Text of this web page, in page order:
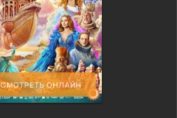
СМОТРЕТЬ ОНЛАЙН